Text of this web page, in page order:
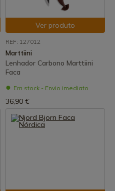
Ver produto
REF: 127012
Marttiini
Lenhador Carbono Marttiini
Faca
Em stock - Envio imediato
36,90 €